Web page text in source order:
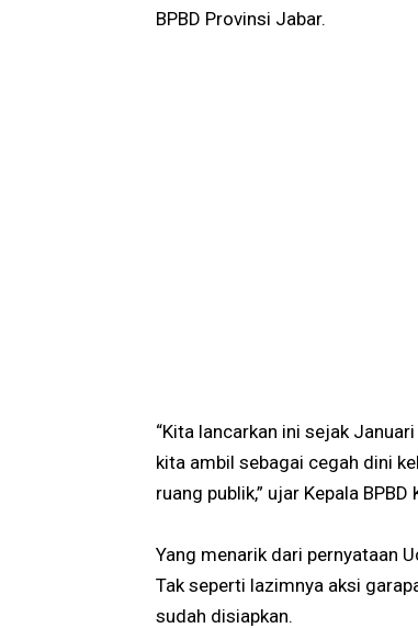
BPBD Provinsi Jabar.
“Kita lancarkan ini sejak
kita ambil sebagai cegah dini
ruang publik,” ujar Kepala
Yang menarik dari pernyataan
Tak seperti lazimnya aksi
sudah disiapkan.